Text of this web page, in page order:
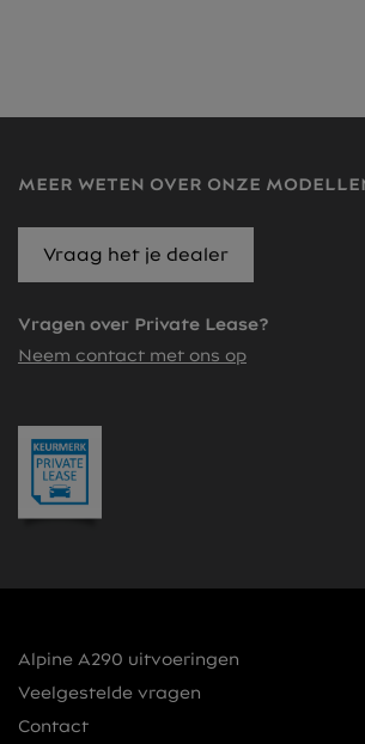
MEER WETEN OVER ONZE
Vraag het je dealer
Vragen over Private Lease?
Neem contact met ons op
Alpine A290 uitvoeringen
Veelgestelde vragen
Contact